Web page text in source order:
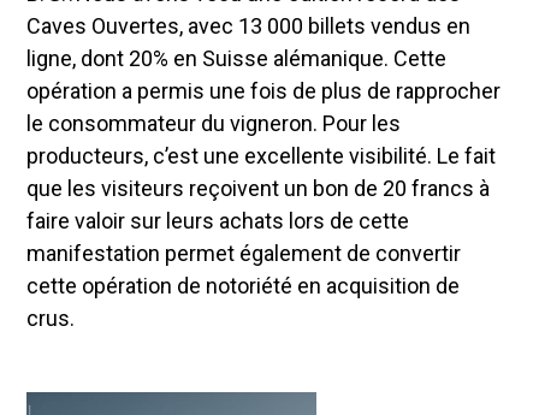
Caves Ouvertes, avec 13 000 billets vendus en
ligne, dont 20% en Suisse alémanique. Cette
opération a permis une fois de plus de rapprocher
le consommateur du vigneron. Pour les
producteurs, c’est une excellente visibilité. Le fait
que les visiteurs reçoivent un bon de 20 francs à
faire valoir sur leurs achats lors de cette
manifestation permet également de convertir
cette opération de notoriété en acquisition de
crus.